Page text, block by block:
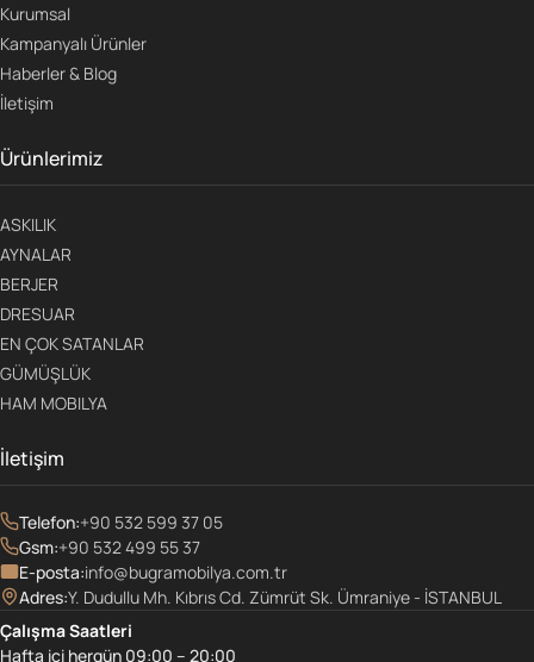
Kurumsal
Kampanyalı Ürünler
Haberler & Blog
İletişim
Ürünlerimiz
ASKILIK
AYNALAR
BERJER
DRESUAR
EN ÇOK SATANLAR
GÜMÜŞLÜK
HAM MOBILYA
İletişim
Telefon:+90 532 599 37 05
Gsm:+90 532 499 55 37
E-posta:info@bugramobilya.com.tr
Adres:Y. Dudullu Mh. Kıbrıs Cd. Zümrüt Sk. Ümraniye - İSTANBUL
Çalışma Saatleri
Hafta içi hergün 09:00 – 20:00